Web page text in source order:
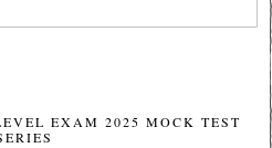
EXAM 2025 MOCK TEST